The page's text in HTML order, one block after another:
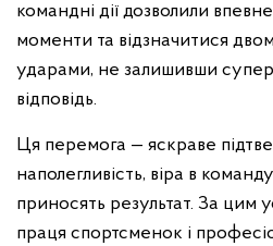
командні дії дозволили
моменти та відзначитися
ударами, не залишивши
відповідь.
Ця перемога — яскраве
наполегливість, віра в
приносять результат. За цим
праця спортсменок і